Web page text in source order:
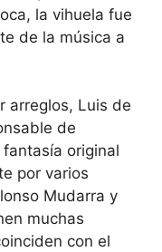
la vihuela fue
de la música a
arreglos, Luis de
de
original
por varios
Mudarra y
muchas
con el